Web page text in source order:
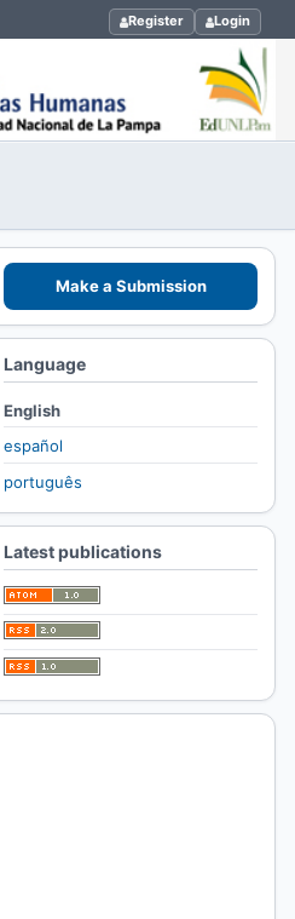
Register Login
Make a Submission
Language
English
español
português
Latest publications